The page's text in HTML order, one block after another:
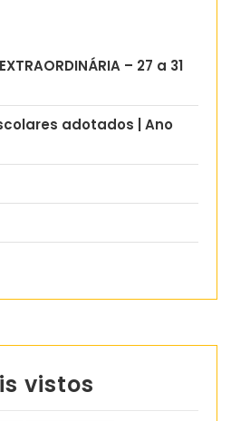
– 27 a 31
adotados | Ano
vistos